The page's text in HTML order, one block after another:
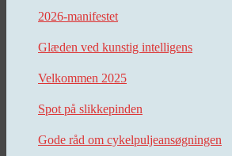
2026-manifestet
Glæden ved kunstig intelligens
Velkommen 2025
Spot på slikkepinden
Gode råd om cykelpuljeansøgningen